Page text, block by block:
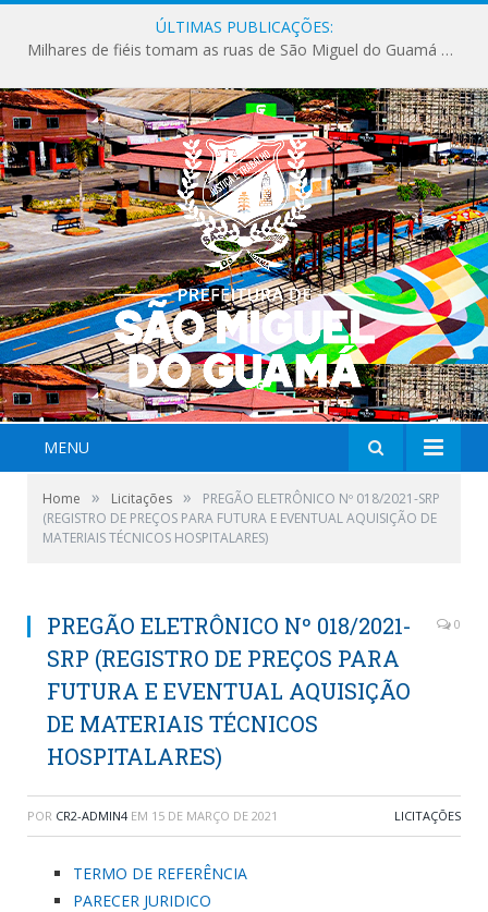
ÚLTIMAS PUBLICAÇÕES:
Milhares de fiéis tomam as ruas de São Miguel do Guamá em uma grande celebração de fé na Marcha para Jesus 2026.
MENU
Home » Licitações »
PREGÃO ELETRÔNICO Nº 018/2021-SRP
(REGISTRO DE PREÇOS PARA FUTURA E EVENTUAL AQUISIÇÃO DE
MATERIAIS TÉCNICOS HOSPITALARES)
PREGÃO ELETRÔNICO Nº 018/2021-
SRP (REGISTRO DE PREÇOS PARA
FUTURA E EVENTUAL AQUISIÇÃO
DE MATERIAIS TÉCNICOS
HOSPITALARES)
0
POR CR2-ADMIN4 EM 15 DE MARÇO DE 2021 LICITAÇÕES
TERMO DE REFERÊNCIA
PARECER JURIDICO